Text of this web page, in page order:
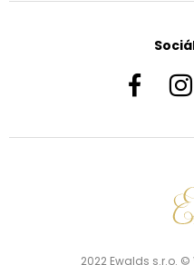
2022 Ewalds s.r.o.